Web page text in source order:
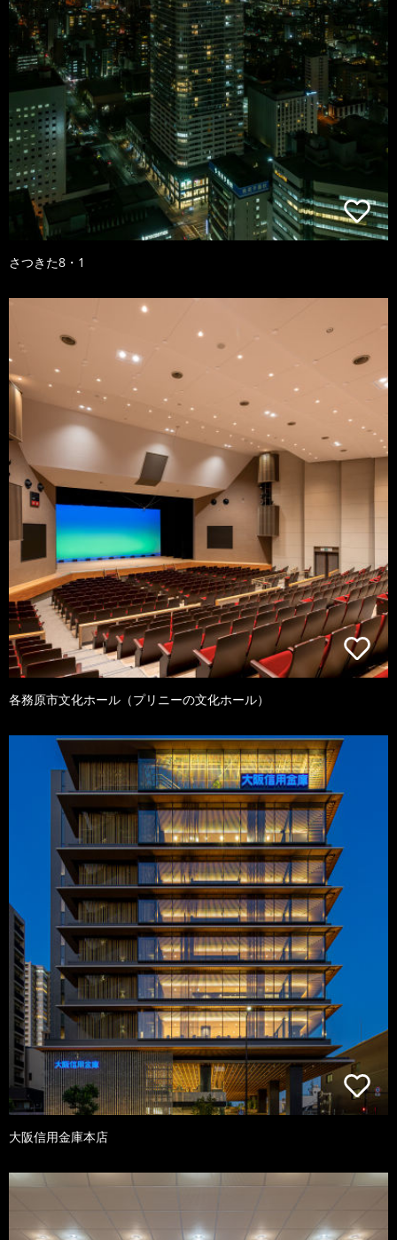
さつきた8・1
各務原市文化ホール（プリニーの文化ホール）
大阪信用金庫本店